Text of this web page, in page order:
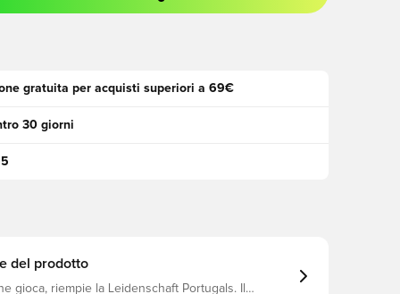
gratuita per acquisti superiori a 69€
30 giorni
del prodotto
gioca, riempie la Leidenschaft Portugals. Il